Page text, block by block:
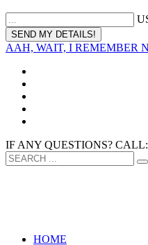
AAH, WAIT, I REMEMBER
IF ANY QUESTIONS? CALL:
HOME